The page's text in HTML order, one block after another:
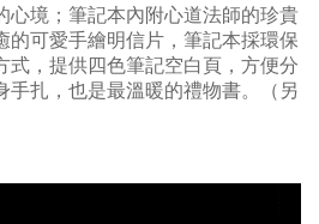
心境；筆記本內附心道法師的珍貴
的可愛手繪明信片，筆記本採環保
式，提供四色筆記空白頁，方便分
手扎，也是最溫暖的禮物書。（另